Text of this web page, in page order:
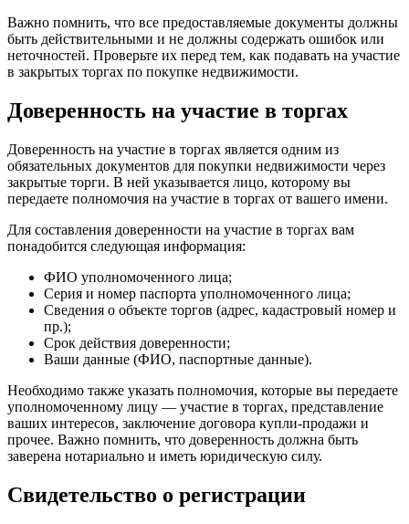
Важно помнить, что все предоставляемые документы должны
быть действительными и не должны содержать ошибок или
неточностей. Проверьте их перед тем, как подавать на участие
в закрытых торгах по покупке недвижимости.
Доверенность на участие в торгах
Доверенность на участие в торгах является одним из
обязательных документов для покупки недвижимости через
закрытые торги. В ней указывается лицо, которому вы
передаете полномочия на участие в торгах от вашего имени.
Для составления доверенности на участие в торгах вам
понадобится следующая информация:
ФИО уполномоченного лица;
Серия и номер паспорта уполномоченного лица;
Сведения о объекте торгов (адрес, кадастровый номер и
пр.);
Срок действия доверенности;
Ваши данные (ФИО, паспортные данные).
Необходимо также указать полномочия, которые вы передаете
уполномоченному лицу — участие в торгах, представление
ваших интересов, заключение договора купли-продажи и
прочее. Важно помнить, что доверенность должна быть
заверена нотариально и иметь юридическую силу.
Свидетельство о регистрации